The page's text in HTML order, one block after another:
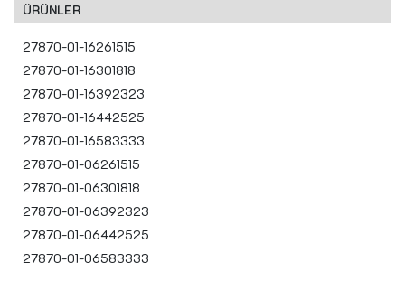
ÜRÜNLER
27870-01-16261515
27870-01-16301818
27870-01-16392323
27870-01-16442525
27870-01-16583333
27870-01-06261515
27870-01-06301818
27870-01-06392323
27870-01-06442525
27870-01-06583333